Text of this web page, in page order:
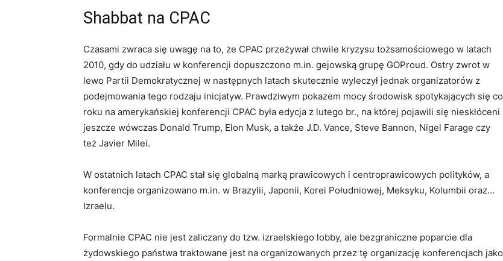
Shabbat na CPAC
Czasami zwraca się uwagę na to, że CPAC przeżywał chwile kryzysu tożsamościowego w latach
2010, gdy do udziału w konferencji dopuszczono m.in. gejowską grupę GOProud. Ostry zwrot w
lewo Partii Demokratycznej w następnych latach skutecznie wyleczył jednak organizatorów z
podejmowania tego rodzaju inicjatyw. Prawdziwym pokazem mocy środowisk spotykających się co
roku na amerykańskiej konferencji CPAC była edycja z lutego br., na której pojawili się nieskłóceni
jeszcze wówczas Donald Trump, Elon Musk, a także J.D. Vance, Steve Bannon, Nigel Farage czy
też Javier Milei.
W ostatnich latach CPAC stał się globalną marką prawicowych i centroprawicowych polityków, a
konferencje organizowano m.in. w Brazylii, Japonii, Korei Południowej, Meksyku, Kolumbii oraz…
Izraelu.
Formalnie CPAC nie jest zaliczany do tzw. izraelskiego lobby, ale bezgraniczne poparcie dla
żydowskiego państwa traktowane jest na organizowanych przez tę organizację konferencjach jako